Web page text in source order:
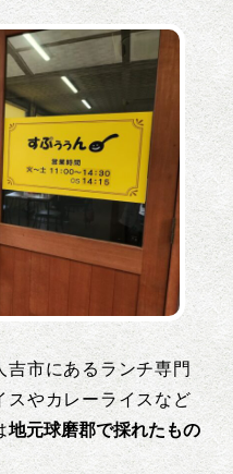
吉市にあるランチ専門
スやカレーライスなど
地元球磨郡で採れたもの